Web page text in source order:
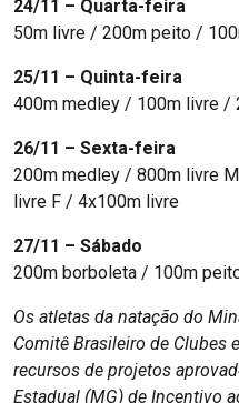
24/11 – Quarta-feira
50m livre / 200m peito /
25/11 – Quinta-feira
400m medley / 100m livre
26/11 – Sexta-feira
200m medley / 800m livre
livre F / 4x100m livre
27/11 – Sábado
200m borboleta / 100m
Os atletas da natação do
Comitê Brasileiro de Clubes
recursos de projetos
Estadual (MG) de Incentivo